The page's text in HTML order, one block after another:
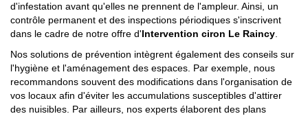
d'infestation avant qu'elles ne prennent de l'ampleur. Ainsi, un
contrôle permanent et des inspections périodiques s'inscrivent
dans le cadre de notre offre d'Intervention ciron Le Raincy.
Nos solutions de prévention intègrent également des conseils sur
l'hygiène et l'aménagement des espaces. Par exemple, nous
recommandons souvent des modifications dans l'organisation de
vos locaux afin d'éviter les accumulations susceptibles d'attirer
des nuisibles. Par ailleurs, nos experts élaborent des plans